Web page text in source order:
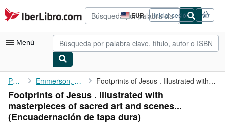
Pasar al contenido principal
IberLibro.com EUR
Preferencias
de
compra
del
Iniciar sesión
Menú
Mi cuenta
Consultar mis pedidos
Búsqueda avanzada
Portada Emmerson, Walter Leslie Footprints of Jesus . Illustrated with masterpieces of sacred ...
Footprints of Jesus . Illustrated with
masterpieces of sacred art and scenes...
(Encuadernación de tapa dura)